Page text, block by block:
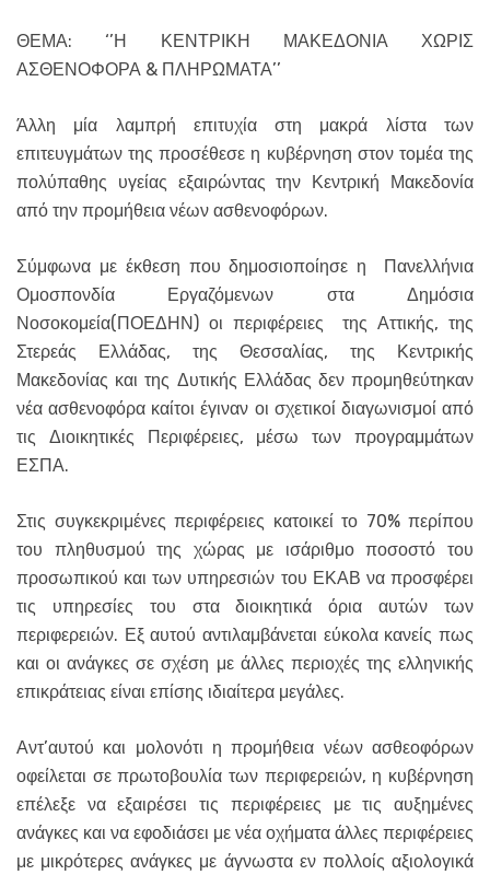
ΘΕΜΑ: ‘’Η ΚΕΝΤΡΙΚΗ ΜΑΚΕΔΟΝΙΑ ΧΩΡΙΣ
ΑΣΘΕΝΟΦΟΡΑ & ΠΛΗΡΩΜΑΤΑ’’
Άλλη μία λαμπρή επιτυχία στη μακρά λίστα των
επιτευγμάτων της προσέθεσε η κυβέρνηση στον τομέα της
πολύπαθης υγείας εξαιρώντας την Κεντρική Μακεδονία
από την προμήθεια νέων ασθενοφόρων.
Σύμφωνα με έκθεση που δημοσιοποίησε η Πανελλήνια
Ομοσπονδία Εργαζόμενων στα Δημόσια
Νοσοκομεία(ΠΟΕΔΗΝ) οι περιφέρειες της Αττικής, της
Στερεάς Ελλάδας, της Θεσσαλίας, της Κεντρικής
Μακεδονίας και της Δυτικής Ελλάδας δεν προμηθεύτηκαν
νέα ασθενοφόρα καίτοι έγιναν οι σχετικοί διαγωνισμοί από
τις Διοικητικές Περιφέρειες, μέσω των προγραμμάτων
ΕΣΠΑ.
Στις συγκεκριμένες περιφέρειες κατοικεί το 70% περίπου
του πληθυσμού της χώρας με ισάριθμο ποσοστό του
προσωπικού και των υπηρεσιών του ΕΚΑΒ να προσφέρει
τις υπηρεσίες του στα διοικητικά όρια αυτών των
περιφερειών. Εξ αυτού αντιλαμβάνεται εύκολα κανείς πως
και οι ανάγκες σε σχέση με άλλες περιοχές της ελληνικής
επικράτειας είναι επίσης ιδιαίτερα μεγάλες.
Αντ’αυτού και μολονότι η προμήθεια νέων ασθεοφόρων
οφείλεται σε πρωτοβουλία των περιφερειών, η κυβέρνηση
επέλεξε να εξαιρέσει τις περιφέρειες με τις αυξημένες
ανάγκες και να εφοδιάσει με νέα οχήματα άλλες περιφέρειες
με μικρότερες ανάγκες με άγνωστα εν πολλοίς αξιολογικά